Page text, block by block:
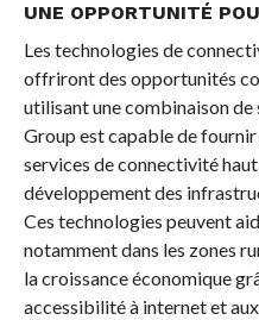
UNE OPPORTUNITÉ
Les technologies de
offriront des opportunités
utilisant une combinaison
Group est capable de
services de connectivité
développement des
Ces technologies peuvent
notamment dans les zones
la croissance économique
accessibilité à internet et